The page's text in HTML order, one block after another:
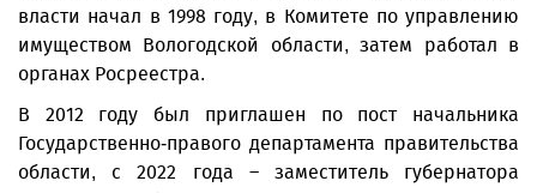
власти начал в 1998 году, в Комитете по управлению
имуществом Вологодской области, затем работал в
органах Росреестра.
В 2012 году был приглашен по пост начальника
Государственно-правого департамента правительства
области, с 2022 года – заместитель губернатора